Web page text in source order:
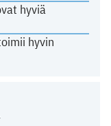
hyviä
hyvin